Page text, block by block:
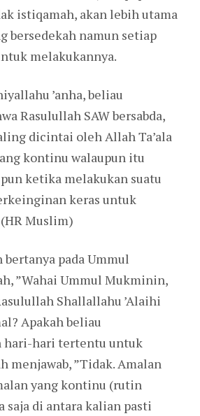
istiqamah, akan lebih utama
bersedekah namun setiap
melakukannya.
’anha, beliau
Rasulullah SAW bersabda,
dicintai oleh Allah Ta’ala
kontinu walaupun itu
pun ketika melakukan suatu
keras untuk
Muslim)
pada Ummul
”Wahai Ummul Mukminin,
Shallallahu ’Alaihi
Apakah beliau
hari-hari tertentu untuk
menjawab, ”Tidak. Amalan
yang kontinu (rutin
saja di antara kalian pasti